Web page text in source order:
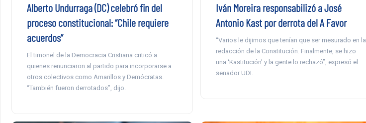
Alberto Undurraga (DC) celebró fin del
proceso constitucional: “Chile requiere
acuerdos”
El timonel de la Democracia Cristiana criticó a
quienes renunciaron al partido para incorporarse a
otros colectivos como Amarillos y Demócratas.
“También fueron derrotados”, dijo.
Iván Moreira responsabilizó a José
Antonio Kast por derrota del A Favor
“Varios le dijimos que tenían que ser mesurado en la
redacción de la Constitución. Finalmente, se hizo
una ‘Kastitución’ y la gente lo rechazó”, expresó el
senador UDI.